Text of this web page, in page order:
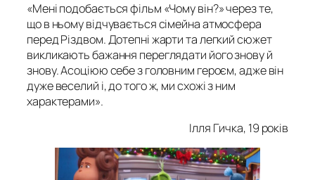
«Мені подобається фільм «Чому він?» через те,
що в ньому відчувається сімейна атмосфера
перед Різдвом. Дотепні жарти та легкий сюжет
викликають бажання переглядати його знову й
знову. Асоціюю себе з головним героєм, адже він
дуже веселий і, до того ж, ми схожі з ним
характерами».
Ілля Гичка, 19 років